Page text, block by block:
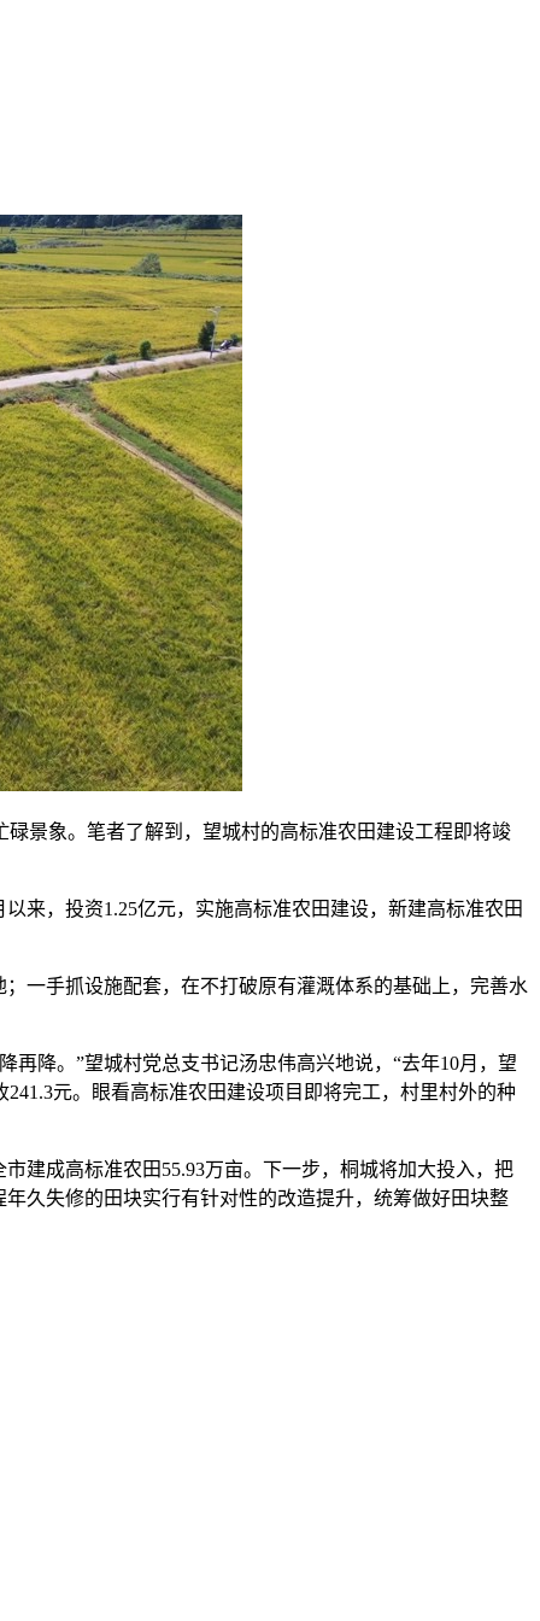
景象。笔者了解到，望城村的高标准农田建设工程即将竣
来，投资1.25亿元，实施高标准农田建设，新建高标准农田
一手抓设施配套，在不打破原有灌溉体系的基础上，完善水
降。”望城村党总支书记汤忠伟高兴地说，“去年10月，望
元。眼看高标准农田建设项目即将完工，村里村外的种
建成高标准农田55.93万亩。下一步，桐城将加大投入，把
久失修的田块实行有针对性的改造提升，统筹做好田块整